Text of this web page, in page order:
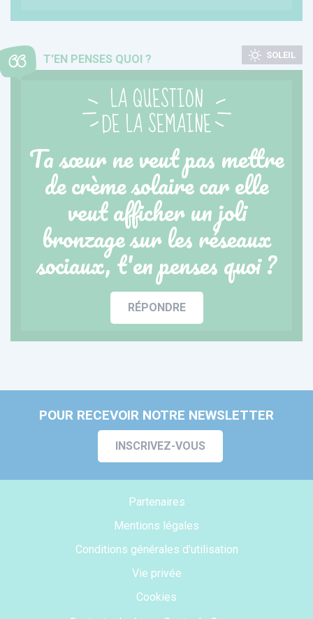
T'EN PENSES QUOI ? SOLEIL
LA QUESTION
DE LA SEMAINE
Ta sœur ne veut pas mettre
de crème solaire car elle
veut afficher un joli
bronzage sur les réseaux
sociaux, t'en penses quoi ?
RÉPONDRE
POUR RECEVOIR NOTRE NEWSLETTER
INSCRIVEZ-VOUS
Partenaires
Mentions légales
Conditions générales d'utilisation
Vie privée
Cookies